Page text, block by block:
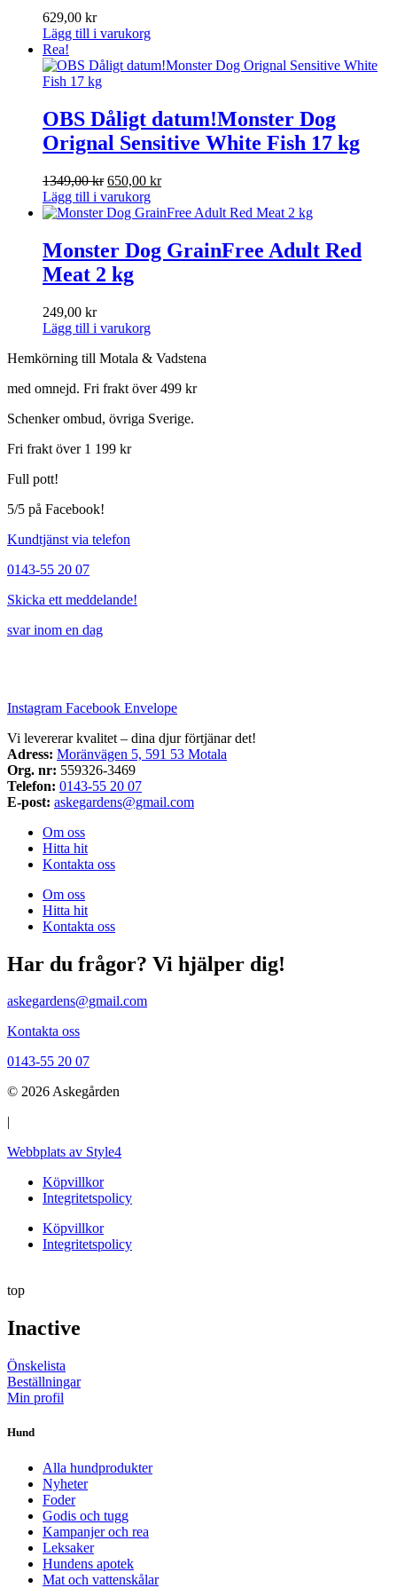
629,00 kr
Lägg till i varukorg
Rea!
OBS Dåligt datum!Monster Dog
Orignal Sensitive White Fish 17 kg
1349,00kr Det
ursprungliga
priset
1349,00 kr.
650,00 krDet
priset
650,00 kr.
Lägg till i varukorg
Monster Dog GrainFree Adult Red
Meat 2 kg
249,00 kr
Lägg till i varukorg
Hemkörning till Motala & Vadstena
med omnejd. Fri frakt över 499 kr
Schenker ombud, övriga Sverige.
Fri frakt över 1 199 kr
Full pott!
5/5 på Facebook!
Kundtjänst via telefon
0143-55 20 07
Skicka ett meddelande!
svar inom en dag
Instagram Facebook Envelope
Vi levererar kvalitet – dina djur förtjänar det!
Adress: Moränvägen 5, 591 53 Motala
Org. nr: 559326-3469
Telefon: 0143-55 20 07
E-post: askegardens@gmail.com
Om oss
Hitta hit
Kontakta oss
Om oss
Hitta hit
Kontakta oss
Har du frågor? Vi hjälper dig!
askegardens@gmail.com
Kontakta oss
0143-55 20 07
© 2026 Askegården
Webbplats av Style4
Köpvillkor
Integritetspolicy
Köpvillkor
Integritetspolicy
top
Inactive
Önskelista
Beställningar
Min profil
Hund
Alla hundprodukter
Nyheter
Foder
Godis och tugg
Kampanjer och rea
Leksaker
Hundens apotek
Mat och vattenskålar